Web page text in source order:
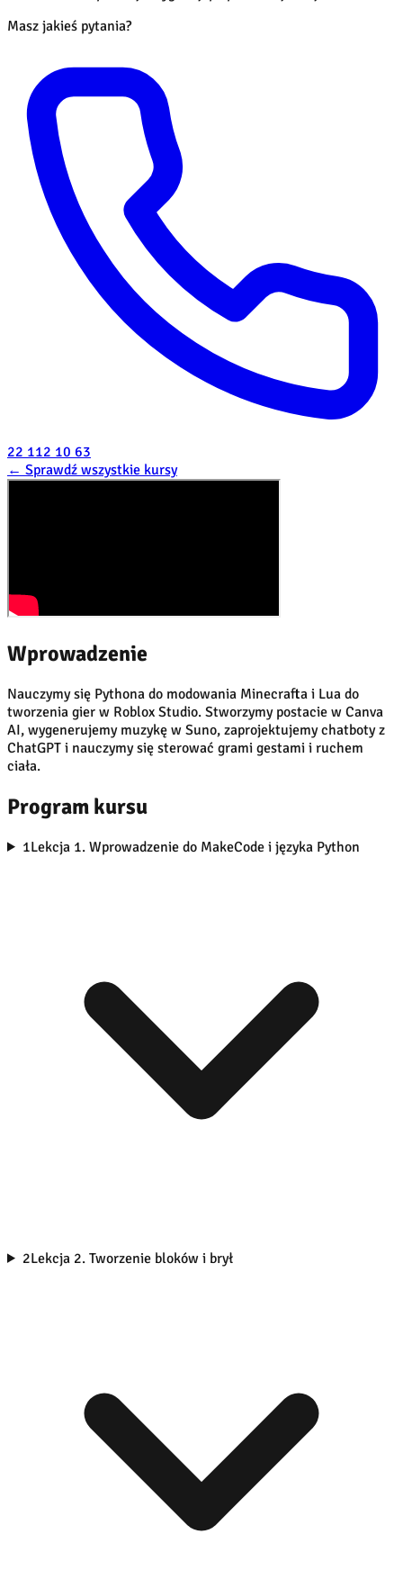
Masz jakieś pytania?
22 112 10 63
← Sprawdź wszystkie kursy
Wprowadzenie
Nauczymy się Pythona do modowania Minecrafta i Lua do
tworzenia gier w Roblox Studio. Stworzymy postacie w Canva
AI, wygenerujemy muzykę w Suno, zaprojektujemy chatboty z
ChatGPT i nauczymy się sterować grami gestami i ruchem
ciała.
Program kursu
1Lekcja 1. Wprowadzenie do MakeCode i języka Python
2Lekcja 2. Tworzenie bloków i brył